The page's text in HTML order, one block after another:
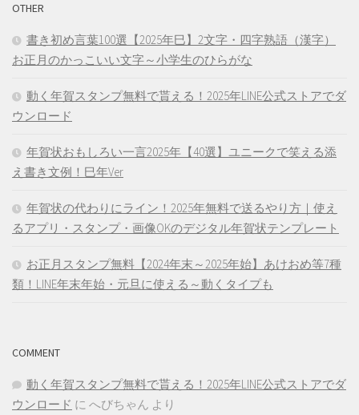
OTHER
書き初め言葉100選【2025年巳】2文字・四字熟語（漢字）
お正月のかっこいい文字～小学生のひらがな
動く年賀スタンプ無料で貰える！2025年LINE公式ストアでダ
ウンロード
年賀状おもしろい一言2025年【40選】ユニークで笑える添
え書き文例！巳年Ver
年賀状の代わりにライン！2025年無料で送るやり方｜使え
るアプリ・スタンプ・画像OKのデジタル年賀状テンプレート
お正月スタンプ無料【2024年末～2025年始】あけおめ等7種
類！LINE年末年始・元旦に使える～動くタイプも
COMMENT
動く年賀スタンプ無料で貰える！2025年LINE公式ストアでダ
ウンロード に へびちゃん より